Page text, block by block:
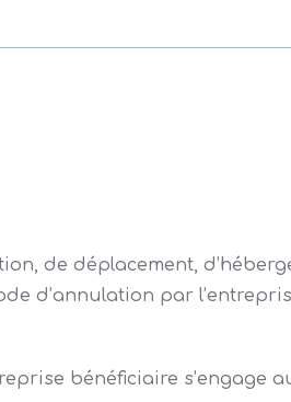
de déplacement,
d’annulation par
bénéficiaire s’engage